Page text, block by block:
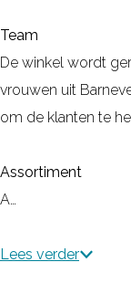
Team
De winkel wordt
vrouwen uit
om de klanten te
Assortiment
A…
Lees verder